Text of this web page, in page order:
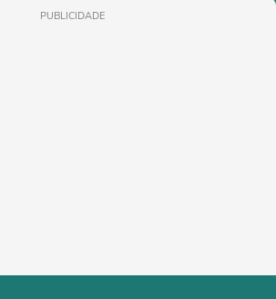
PUBLICIDADE